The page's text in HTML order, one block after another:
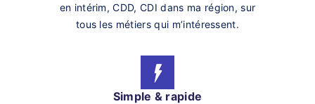
en intérim, CDD, CDI dans ma région, sur
tous les métiers qui m’intéressent.
Simple & rapide